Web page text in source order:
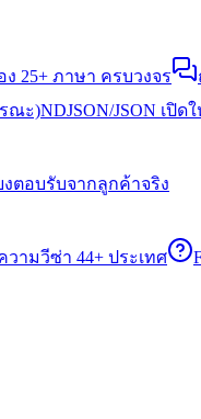
ง 25+ ภาษา ครบวงจร
รณะ)NDJSON/JSON เปิ
งตอบรับจากลูกค้าจริง
วามวีซ่า 44+ ประเทศ